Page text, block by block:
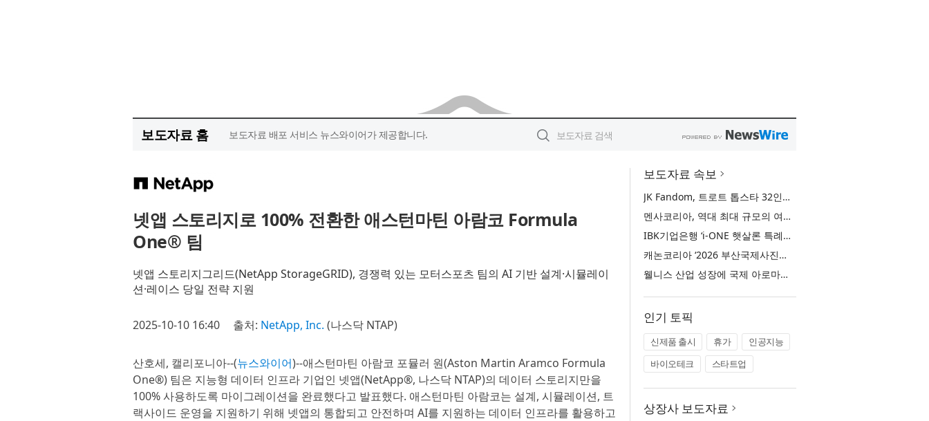
보도자료 홈 보도자료 배포 서비스 뉴스와이어가 제공합니다.
넷앱 스토리지로 100% 전환한 애스턴마틴 아람코 Formula
One® 팀
넷앱 스토리지그리드(NetApp StorageGRID), 경쟁력 있는 모터스포츠 팀의 AI 기반 설계·시뮬레이
션·레이스 당일 전략 지원
2025-10-10 16:40 출처: NetApp, Inc. (나스닥 NTAP)
산호세, 캘리포니아--(뉴스와이어)--애스턴마틴 아람코 포뮬러 원(Aston Martin Aramco Formula
One®) 팀은 지능형 데이터 인프라 기업인 넷앱(NetApp®, 나스닥 NTAP)의 데이터 스토리지만을
100% 사용하도록 마이그레이션을 완료했다고 발표했다. 애스턴마틴 아람코는 설계, 시뮬레이션, 트
랙사이드 운영을 지원하기 위해 넷앱의 통합되고 안전하며 AI를 지원하는 데이터 인프라를 활용하고
보도자료 속보
JK Fandom, 트로트 톱스타 32인의 서바이벌 투표 ‘트롯 전쟁 - 최후의 왕좌’ 개최
멘사코리아, 역대 최대 규모의 여름 모꼬지 ‘2026 멘사 마법학교’ 성료
IBK기업은행 ‘i-ONE 햇살론 특례보증’ 출시
캐논코리아 ‘2026 부산국제사진제’ 후원사 참여… 역대 미래작가상 수상자 특별전 선봬
웰니스 산업 성장에 국제 아로마테라피 교육 관심 증가… 국제 ITEC 과정 9월 개강
인기 토픽
신제품 출시 휴가
인공지능
바이오테크
스타트업
상장사 보도자료